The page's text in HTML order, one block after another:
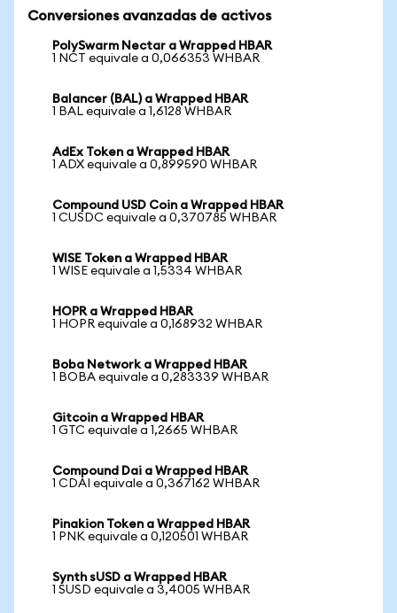
Conversiones avanzadas de activos
PolySwarm Nectar a Wrapped HBAR
1 NCT equivale a 0,066353 WHBAR
Balancer (BAL) a Wrapped HBAR
1 BAL equivale a 1,6128 WHBAR
AdEx Token a Wrapped HBAR
1 ADX equivale a 0,899590 WHBAR
Compound USD Coin a Wrapped HBAR
1 CUSDC equivale a 0,370785 WHBAR
WISE Token a Wrapped HBAR
1 WISE equivale a 1,5334 WHBAR
HOPR a Wrapped HBAR
1 HOPR equivale a 0,168932 WHBAR
Boba Network a Wrapped HBAR
1 BOBA equivale a 0,283339 WHBAR
Gitcoin a Wrapped HBAR
1 GTC equivale a 1,2665 WHBAR
Compound Dai a Wrapped HBAR
1 CDAI equivale a 0,367162 WHBAR
Pinakion Token a Wrapped HBAR
1 PNK equivale a 0,120501 WHBAR
Synth sUSD a Wrapped HBAR
1 SUSD equivale a 3,4005 WHBAR